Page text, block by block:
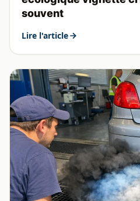
souvent
Lire l'article